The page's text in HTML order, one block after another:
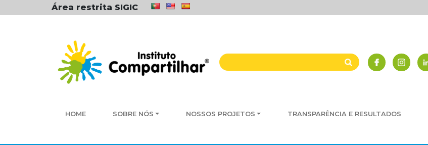
Área restrita SIGIC
HOME SOBRE NÓS NOSSOS PROJETOS TRANSPARÊNCIA E RESULTADOS